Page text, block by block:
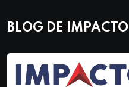
BLOG DE IMPACTO